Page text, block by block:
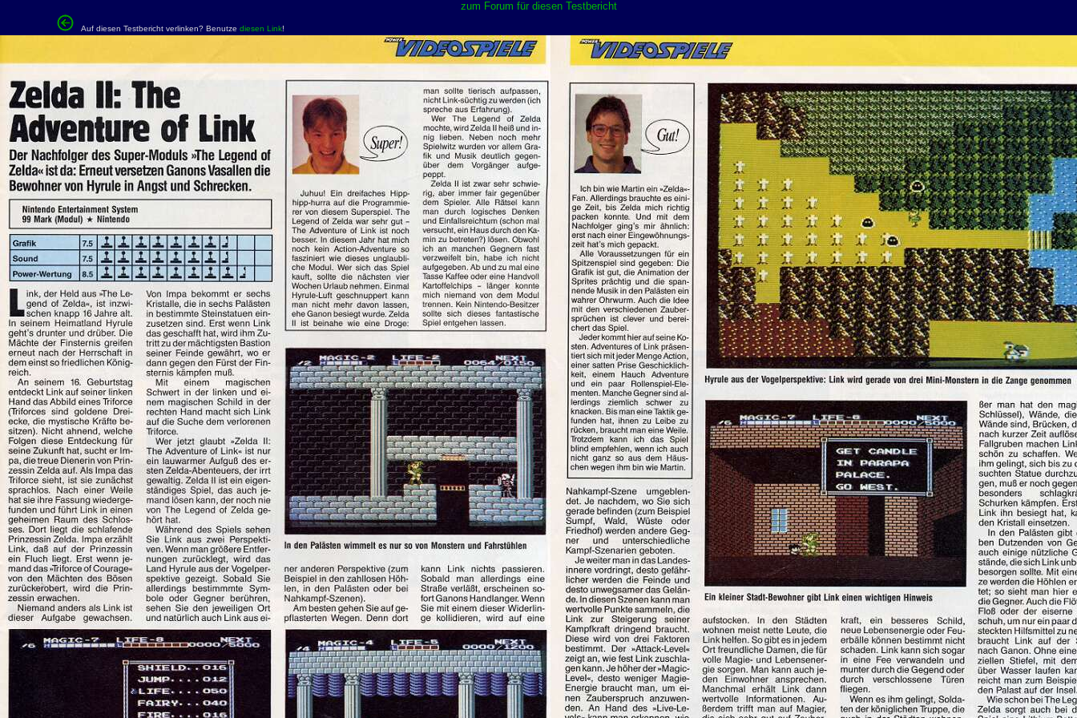
zum Forum für diesen Testbericht
Auf diesen Testbericht verlinken? Benutze diesen Link!